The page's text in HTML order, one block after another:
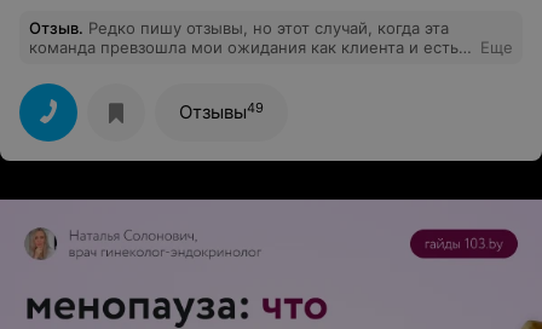
Отзыв. Редко пишу отзывы, но этот случай, когда эта
команда превзошла мои ожидания как клиента и есть
посещать студию исключительно переходу моего
тренера. Эффективное и интересное направление
Зумба ведёт суперэнергичная и мегапрофессионал
Ольга Кибисова. С Олей занимаюсь уже много лет и
нет даже мыслей над сменой направления:) Поэтому
пробное занятие Зумбы. А что касается студии, то вот
удивить. Сама работаю в этом направлении и знаю, на
сколько это сложно создать привлекательные условия,
запросах и высокой конкуренции. Но у команды
Формы это получается на 100%! И разнообразные
Еще
Отзывы49